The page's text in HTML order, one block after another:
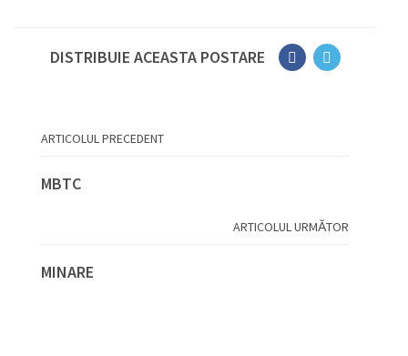
DISTRIBUIE ACEASTA POSTARE
ARTICOLUL PRECEDENT
MBTC
ARTICOLUL URMĂTOR
MINARE